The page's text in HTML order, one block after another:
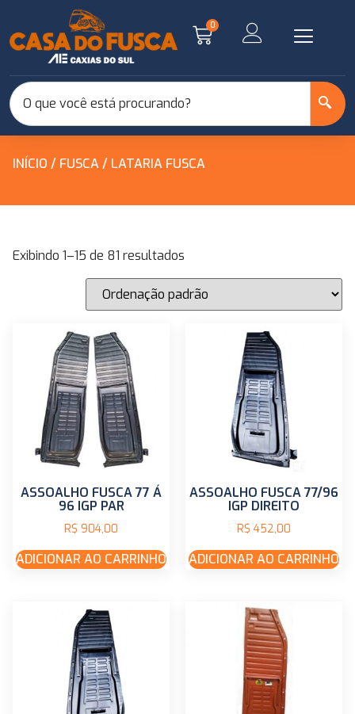
0
INÍCIO / FUSCA/ LATARIA FUSCA
Exibindo 1–15 de 81 resultados
ASSOALHO FUSCA 77 Á
96 IGP PAR
R$ 904,00
ADICIONAR AO CARRINHO
ASSOALHO FUSCA 77/96
IGP DIREITO
R$ 452,00
ADICIONAR AO CARRINHO